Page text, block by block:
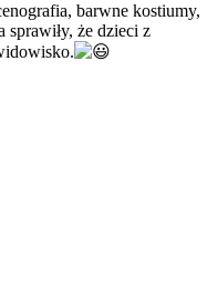
barwne kostiumy,
sprawiły, że dzieci z